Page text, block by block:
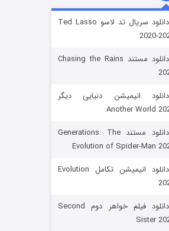
قسمت
رویایی برای تو
قسمت
دانلود سریال تد لاسو Ted Lasso
2020-
دانلود مستند Chasing the Rains
دانلود انیمیشن دنیایی دیگر
Another World
دانلود مستند Generations: The
Evolution of Spider-Man
دانلود انیمیشن تکامل Evolution
دانلود فیلم خواهر دوم Second
Sister